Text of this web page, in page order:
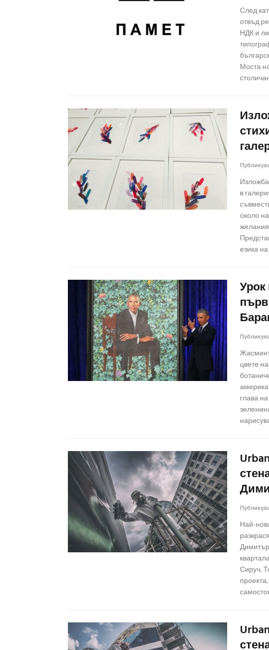
След
отвъд
НДК и
Моста
в
около
езика на
Урок
цвете
глава
Най-
Сируч.